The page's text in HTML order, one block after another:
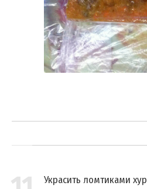
Украсить ломтиками